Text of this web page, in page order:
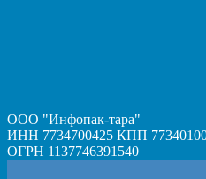
ООО "Инфопак-тара"
ИНН 7734700425 КПП
ОГРН 1137746391540